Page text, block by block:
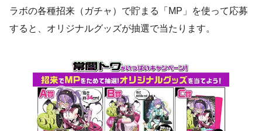
ラボの各種招来（ガチャ）で貯まる「MP」を使って応募
すると、オリジナルグッズが抽選で当たります。